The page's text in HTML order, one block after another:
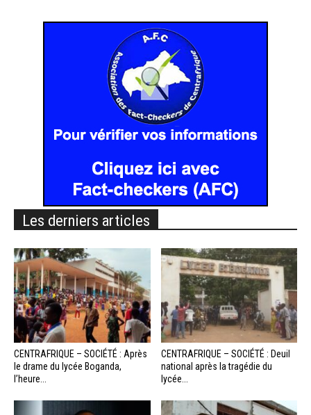
Les derniers articles
CENTRAFRIQUE – SOCIÉTÉ : Après
le drame du lycée Boganda,
l’heure...
CENTRAFRIQUE – SOCIÉTÉ : Deuil
national après la tragédie du
lycée...